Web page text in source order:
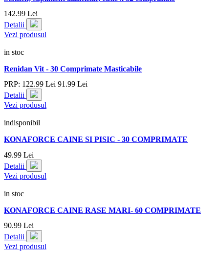
142.99 Lei
Detalii
Vezi produsul
in stoc
Renidan Vit - 30 Comprimate Masticabile
PRP: 122.99 Lei 91.99 Lei
Detalii
Vezi produsul
indisponibil
KONAFORCE CAINE SI PISIC - 30 COMPRIMATE
49.99 Lei
Detalii
Vezi produsul
in stoc
KONAFORCE CAINE RASE MARI- 60 COMPRIMATE
90.99 Lei
Detalii
Vezi produsul